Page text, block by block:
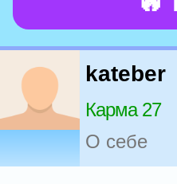
kateber
Карма 27
О себе